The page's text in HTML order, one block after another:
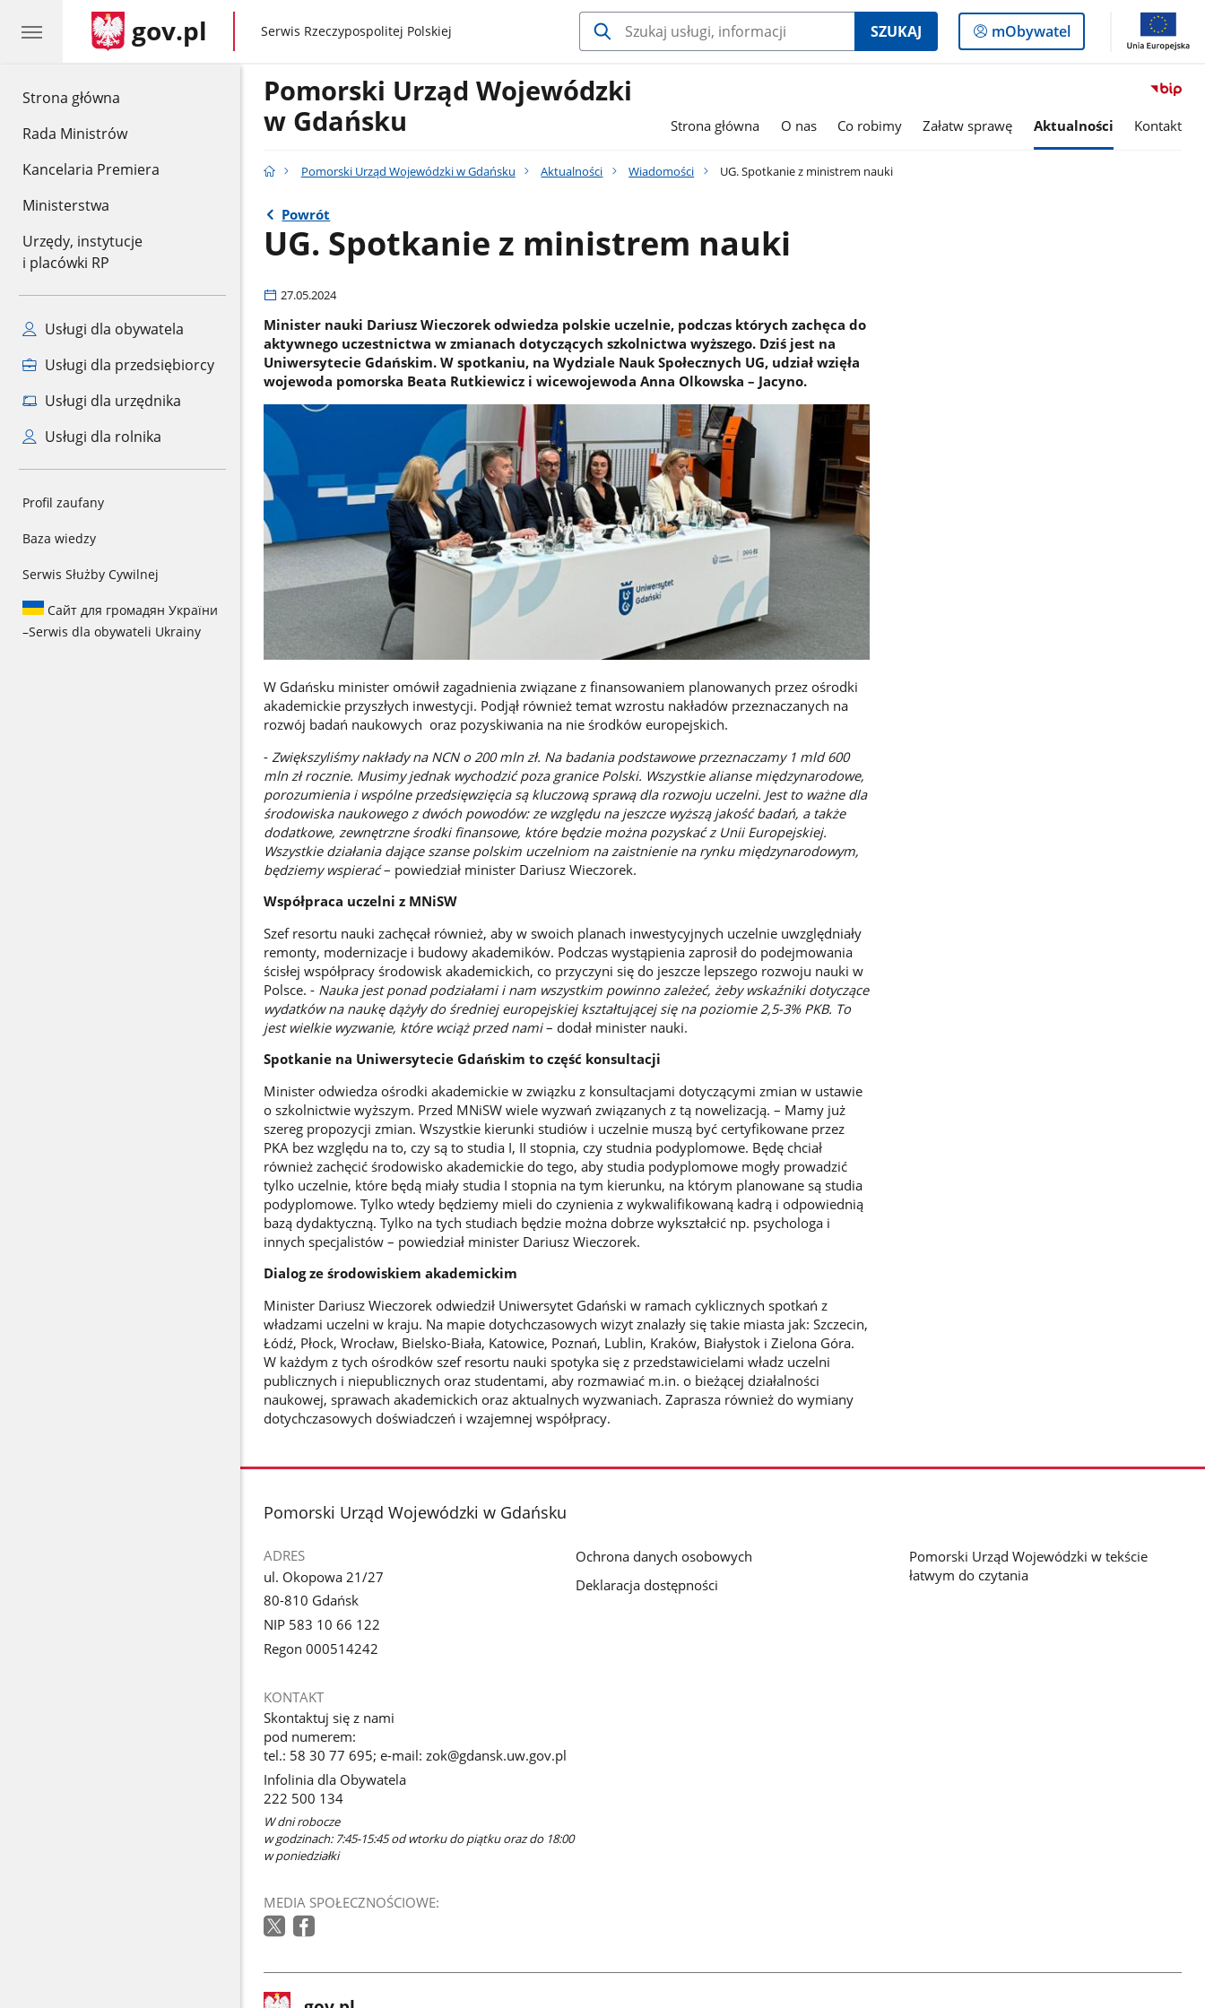
Strona główna
Rada Ministrów
Kancelaria Premiera
Ministerstwa
Urzędy, instytucje
i placówki RP
Usługi dla obywatela
Usługi dla przedsiębiorcy
Usługi dla urzędnika
Usługi dla rolnika
Profil zaufany
Baza wiedzy
Serwis Służby Cywilnej
Сайт для громадян України
–Serwis dla obywateli Ukrainy
gov.pl gov.pl
Serwis Rzeczypospolitej Polskiej SZUKAJ
Logowanie
do
mObywatel
Pomorski Urząd Wojewódzki
w Gdańsku
Strona główna O nas Co robimy Załatw sprawę Aktualności Kontakt
Pomorski Urząd Wojewódzki w Gdańsku Aktualności Wiadomości UG. Spotkanie z ministrem nauki
Powrót
UG. Spotkanie z ministrem nauki
27.05.2024
Minister nauki Dariusz Wieczorek odwiedza polskie uczelnie, podczas których zachęca do
aktywnego uczestnictwa w zmianach dotyczących szkolnictwa wyższego. Dziś jest na
Uniwersytecie Gdańskim. W spotkaniu, na Wydziale Nauk Społecznych UG, udział wzięła
wojewoda pomorska Beata Rutkiewicz i wicewojewoda Anna Olkowska – Jacyno.
W Gdańsku minister omówił zagadnienia związane z finansowaniem planowanych przez ośrodki
akademickie przyszłych inwestycji. Podjął również temat wzrostu nakładów przeznaczanych na
rozwój badań naukowych oraz pozyskiwania na nie środków europejskich.
- Zwiększyliśmy nakłady na NCN o 200 mln zł. Na badania podstawowe przeznaczamy 1 mld 600
mln zł rocznie. Musimy jednak wychodzić poza granice Polski. Wszystkie alianse międzynarodowe,
porozumienia i wspólne przedsięwzięcia są kluczową sprawą dla rozwoju uczelni. Jest to ważne dla
środowiska naukowego z dwóch powodów: ze względu na jeszcze wyższą jakość badań, a także
dodatkowe, zewnętrzne środki finansowe, które będzie można pozyskać z Unii Europejskiej.
Wszystkie działania dające szanse polskim uczelniom na zaistnienie na rynku międzynarodowym,
będziemy wspierać– powiedział minister Dariusz Wieczorek.
Współpraca uczelni z MNiSW
Szef resortu nauki zachęcał również, aby w swoich planach inwestycyjnych uczelnie uwzględniały
remonty, modernizacje i budowy akademików. Podczas wystąpienia zaprosił do podejmowania
ścisłej współpracy środowisk akademickich, co przyczyni się do jeszcze lepszego rozwoju nauki w
Polsce. - Nauka jest ponad podziałami i nam wszystkim powinno zależeć, żeby wskaźniki dotyczące
wydatków na naukę dążyły do średniej europejskiej kształtującej się na poziomie 2,5-3% PKB. To
jest wielkie wyzwanie, które wciąż przed nami– dodał minister nauki.
Spotkanie na Uniwersytecie Gdańskim to część konsultacji
Minister odwiedza ośrodki akademickie w związku z konsultacjami dotyczącymi zmian w ustawie
o szkolnictwie wyższym. Przed MNiSW wiele wyzwań związanych z tą nowelizacją. – Mamy już
szereg propozycji zmian. Wszystkie kierunki studiów i uczelnie muszą być certyfikowane przez
PKA bez względu na to, czy są to studia I, II stopnia, czy studnia podyplomowe. Będę chciał
również zachęcić środowisko akademickie do tego, aby studia podyplomowe mogły prowadzić
tylko uczelnie, które będą miały studia I stopnia na tym kierunku, na którym planowane są studia
podyplomowe. Tylko wtedy będziemy mieli do czynienia z wykwalifikowaną kadrą i odpowiednią
bazą dydaktyczną. Tylko na tych studiach będzie można dobrze wykształcić np. psychologa i
innych specjalistów – powiedział minister Dariusz Wieczorek.
Dialog ze środowiskiem akademickim
Minister Dariusz Wieczorek odwiedził Uniwersytet Gdański w ramach cyklicznych spotkań z
władzami uczelni w kraju. Na mapie dotychczasowych wizyt znalazły się takie miasta jak: Szczecin,
Łódź, Płock, Wrocław, Bielsko-Biała, Katowice, Poznań, Lublin, Kraków, Białystok i Zielona Góra.
W każdym z tych ośrodków szef resortu nauki spotyka się z przedstawicielami władz uczelni
publicznych i niepublicznych oraz studentami, aby rozmawiać m.in. o bieżącej działalności
naukowej, sprawach akademickich oraz aktualnych wyzwaniach. Zaprasza również do wymiany
dotychczasowych doświadczeń i wzajemnej współpracy.
stopka
Pomorski Urząd Wojewódzki w Gdańsku
ADRES
ul. Okopowa 21/27
80-810 Gdańsk
NIP 583 10 66 122
Regon 000514242
KONTAKT
Skontaktuj się z nami
pod numerem:
tel.: 58 30 77 695; e-mail: zok@gdansk.uw.gov.pl
Infolinia dla Obywatela
222 500 134
W dni robocze
w godzinach: 7:45-15:45 od wtorku do piątku oraz do 18:00
w poniedziałki
MEDIA SPOŁECZNOŚCIOWE:
Ochrona danych osobowych
Deklaracja dostępności
Pomorski Urząd Wojewódzki w tekście
łatwym do czytania
stopka